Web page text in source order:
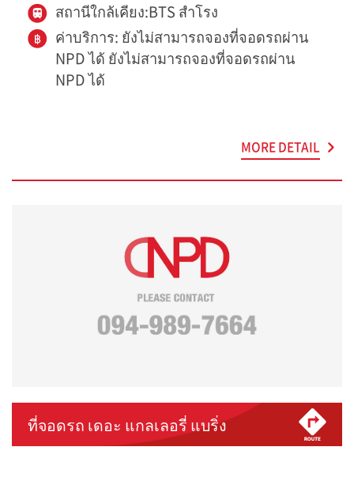
สถานีใกล้เคียง:BTS สำโรง
ค่าบริการ: ยังไม่สามารถจองที่จอดรถผ่าน
NPD ได้ ยังไม่สามารถจองที่จอดรถผ่าน
NPD ได้
MORE DETAIL
ที่จอดรถ เดอะ แกลเลอรี่ แบริ่ง